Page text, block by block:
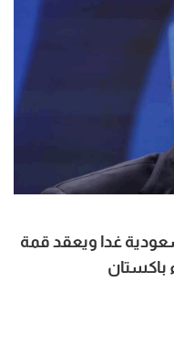
غدا ويعقد قمة
باكستان